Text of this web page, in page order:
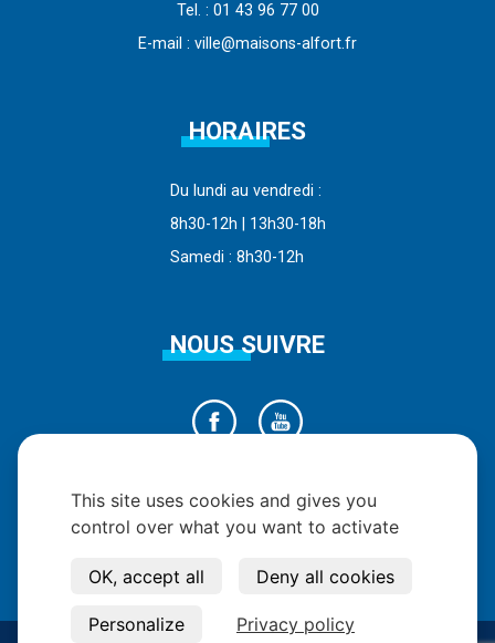
Tel. : 01 43 96 77 00
E-mail : ville@maisons-alfort.fr
HORAIRES
Du lundi au vendredi :
8h30-12h | 13h30-18h
Samedi : 8h30-12h
NOUS SUIVRE
This site uses cookies and gives you
control over what you want to activate
OK, accept all Deny all cookies
Personalize Privacy policy